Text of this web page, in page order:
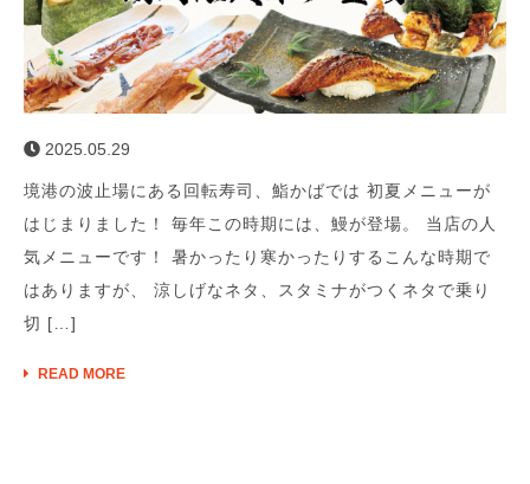
2025.05.29
境港の波止場にある回転寿司、鮨かばでは 初夏メニューが
はじまりました！ 毎年この時期には、鰻が登場。 当店の人
気メニューです！ 暑かったり寒かったりするこんな時期で
はありますが、 涼しげなネタ、スタミナがつくネタで乗り
切 […]
READ MORE